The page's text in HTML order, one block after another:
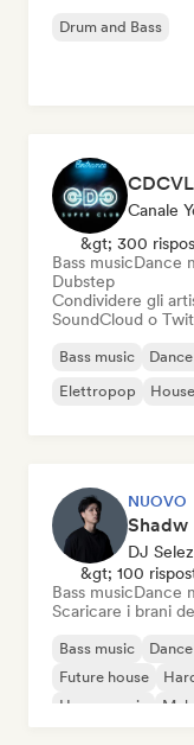
Drum and Bass
Canale
&gt; 300
Bass musicDance
Dubstep
Condividere gli
SoundCloud o
Bass music
Elettropop
NUOVO
Shadw
DJ
&gt; 100
Bass musicDance
Scaricare i brani
Bass music
Future house
House music